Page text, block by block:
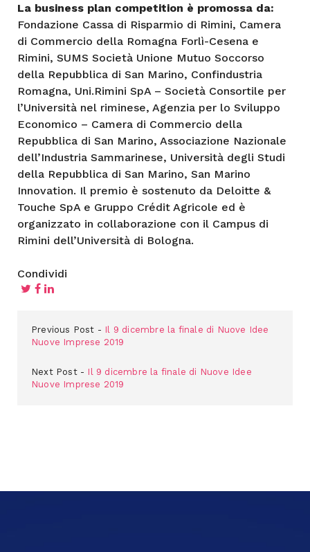
La business plan competition è promossa da:
Fondazione Cassa di Risparmio di Rimini, Camera
di Commercio della Romagna Forlì-Cesena e
Rimini, SUMS Società Unione Mutuo Soccorso
della Repubblica di San Marino, Confindustria
Romagna, Uni.Rimini SpA – Società Consortile per
l’Università nel riminese, Agenzia per lo Sviluppo
Economico – Camera di Commercio della
Repubblica di San Marino, Associazione Nazionale
dell’Industria Sammarinese, Università degli Studi
della Repubblica di San Marino, San Marino
Innovation. Il premio è sostenuto da Deloitte &
Touche SpA e Gruppo Crédit Agricole ed è
organizzato in collaborazione con il Campus di
Rimini dell’Università di Bologna.
Condividi
Previous Post
Il 9 dicembre la finale di Nuove Idee
Nuove Imprese 2019
Next Post
Il 9 dicembre la finale di Nuove Idee
Nuove Imprese 2019